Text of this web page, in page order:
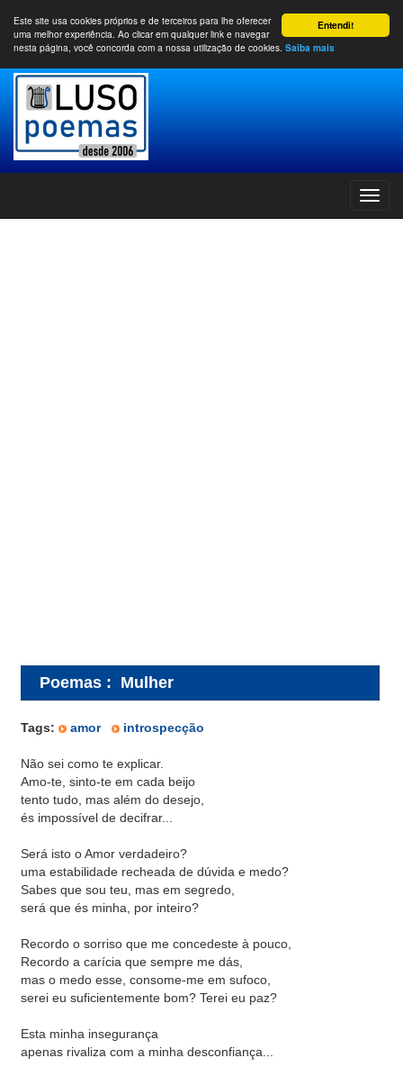
Entendi!
Este site usa cookies próprios e de terceiros para lhe oferecer
uma melhor experiência. Ao clicar em qualquer link e navegar
nesta página, você concorda com a nossa utilização de cookies. Saiba mais
Poemas : Mulher
Tags: amor introspecção
Não sei como te explicar.
Amo-te, sinto-te em cada beijo
tento tudo, mas além do desejo,
és impossível de decifrar...
Será isto o Amor verdadeiro?
uma estabilidade recheada de dúvida e medo?
Sabes que sou teu, mas em segredo,
será que és minha, por inteiro?
Recordo o sorriso que me concedeste à pouco,
Recordo a carícia que sempre me dás,
mas o medo esse, consome-me em sufoco,
serei eu suficientemente bom? Terei eu paz?
Esta minha insegurança
apenas rivaliza com a minha desconfiança...